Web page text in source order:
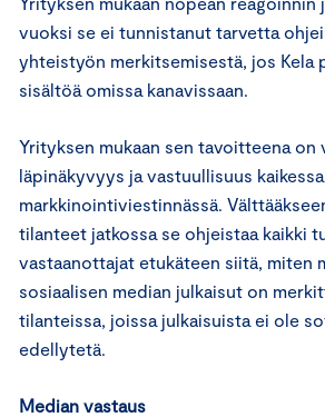
vuoksi se ei tunnistanut tarvetta
yhteistyön merkitsemisestä, jos Kela
sisältöä omissa kanavissaan.
Yrityksen mukaan sen tavoitteena on
läpinäkyvyys ja vastuullisuus kaikessa
markkinointiviestinnässä.
tilanteet jatkossa se ohjeistaa kaikki
vastaanottajat etukäteen siitä, miten
sosiaalisen median julkaisut on
tilanteissa, joissa julkaisuista ei ole
edellytetä.
Median vastaus